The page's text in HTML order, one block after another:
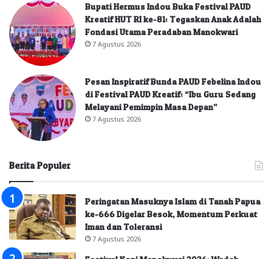
Bupati Hermus Indou Buka Festival PAUD
Kreatif HUT RI ke-81: Tegaskan Anak Adalah
Fondasi Utama Peradaban Manokwari
7 Agustus 2026
Pesan Inspiratif Bunda PAUD Febelina Indou
di Festival PAUD Kreatif: “Ibu Guru Sedang
Melayani Pemimpin Masa Depan”
7 Agustus 2026
Berita Populer
Peringatan Masuknya Islam di Tanah Papua
ke-666 Digelar Besok, Momentum Perkuat
Iman dan Toleransi
7 Agustus 2026